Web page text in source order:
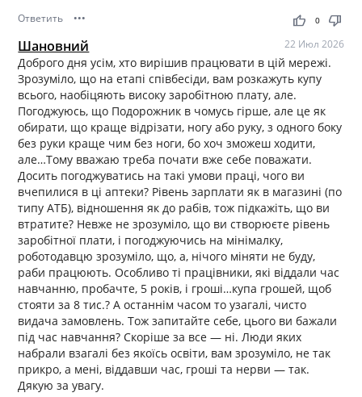
Ответить ••• thumb_up thumb_down
0
Шановний 22 Июл 2026
Доброго дня усім, хто вирішив працювати в цій мережі.
Зрозуміло, що на етапі співбесіди, вам розкажуть купу
всього, наобіцяють високу заробітною плату, але.
Погоджуюсь, що Подорожник в чомусь гірше, але це як
обирати, що краще відрізати, ногу або руку, з одного боку
без руки краще чим без ноги, бо хоч зможеш ходити,
але…Тому вважаю треба почати вже себе поважати.
Досить погоджуватись на такі умови праці, чого ви
вчепилися в ці аптеки? Рівень зарплати як в магазині (по
типу АТБ), відношення як до рабів, тож підкажіть, що ви
втратите? Невже не зрозуміло, що ви створюєте рівень
заробітної плати, і погоджуючись на мінімалку,
роботодавцю зрозуміло, що, а, нічого міняти не буду,
раби працюють. Особливо ті працівники, які віддали час
навчанню, пробачте, 5 років, і гроші…купа грошей, щоб
стояти за 8 тис.? А останнім часом то узагалі, чисто
видача замовлень. Тож запитайте себе, цього ви бажали
під час навчання? Скоріше за все — ні. Люди яких
набрали взагалі без якоїсь освіти, вам зрозуміло, не так
прикро, а мені, віддавши час, гроші та нерви — так.
Дякую за увагу.